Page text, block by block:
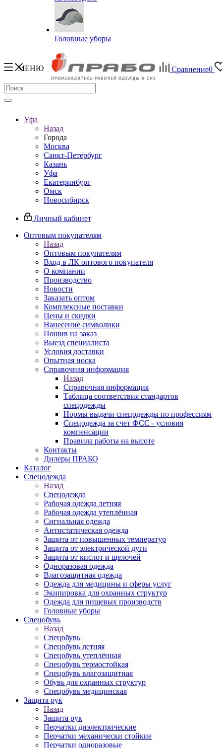
Головные уборы
МЕНЮ Сравнение0
Уфа
Назад
Города
Москва
Санкт-Петербург
Казань
Уфа
Екатеринбург
Омск
Новосибирск
Личный кабинет
Оптовым покупателям
Назад
Оптовым покупателям
Вход в ЛК оптового покупателя
О компании
Производство
Новости
Заказать оптом
Комплексные поставки
Цены и скидки
Нанесение символики
Пошив на заказ
Выезд специалиста
Условия доставки
Опытная носка
Справочная информация
Назад
Справочная информация
Таблица соответствия стандартов
спецодежды
Нормы выдачи спецодежды по профессиям
Спецодежда за счет ФСС - условия
компенсации
Правила работы на высоте
Контакты
Дилеры ПРАБО
Каталог
Спецодежда
Назад
Спецодежда
Рабочая одежда летняя
Рабочая одежда утеплённая
Сигнальная одежда
Антистатическая одежда
Защита от повышенных температур
Защита от электрической дуги
Защита от кислот и щелочей
Одноразовая одежда
Влагозащитная одежда
Одежда для медицины и сферы услуг
Экипировка для охранных структур
Одежда для пищевых производств
Головные уборы
Спецобувь
Назад
Спецобувь
Спецобувь летняя
Спецобувь утеплённая
Спецобувь термостойкая
Спецобувь влагозащитная
Обувь для охранных структур
Спецобувь медицинская
Защита рук
Назад
Защита рук
Перчатки диэлектрические
Перчатки механически стойкие
Перчатки одноразовые